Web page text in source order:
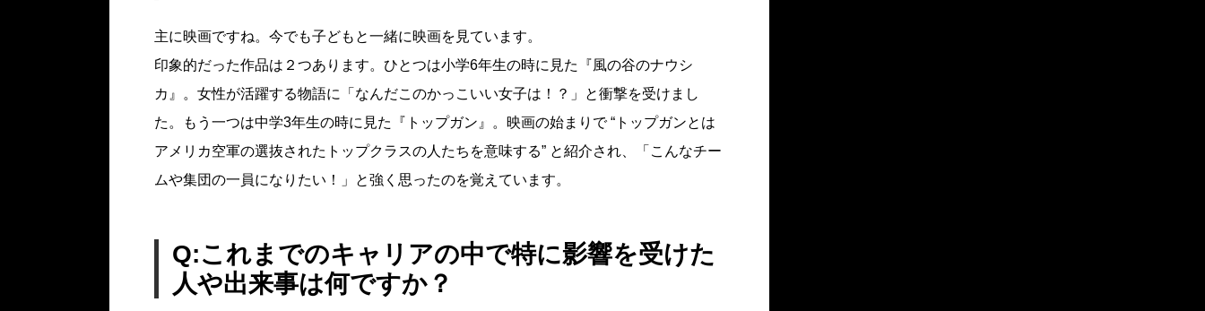
主に映画ですね。今でも子どもと一緒に映画を見ています。
印象的だった作品は２つあります。ひとつは小学6年生の時に見た『風の谷のナウシ
カ』。女性が活躍する物語に「なんだこのかっこいい女子は！？」と衝撃を受けまし
た。もう一つは中学3年生の時に見た『トップガン』。映画の始まりで “トップガンとは
アメリカ空軍の選抜されたトップクラスの人たちを意味する” と紹介され、「こんなチー
ムや集団の一員になりたい！」と強く思ったのを覚えています。
Q:これまでのキャリアの中で特に影響を受けた
人や出来事は何ですか？